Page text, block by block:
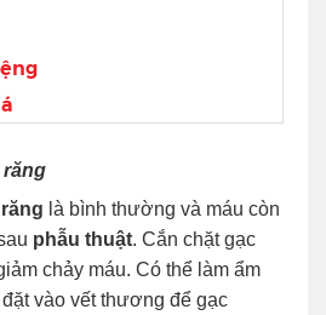
răng
là bình thường và máu còn
phẫu thuật. Cắn chặt gạc
chảy máu. Có thể làm ẩm
vào vết thương để gạc